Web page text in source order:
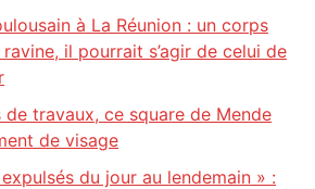
à La Réunion : un corps
il pourrait s’agir de celui de
travaux, ce square de Mende
de visage
du jour au lendemain » :